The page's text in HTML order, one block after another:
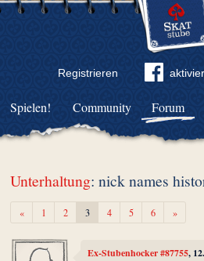
Registrieren
Community Forum
Spielen!
Unterhaltung: nick names
«Zurück1 2 3 4 5 6 »Weiter
Ex-Stubenhocker #87755,